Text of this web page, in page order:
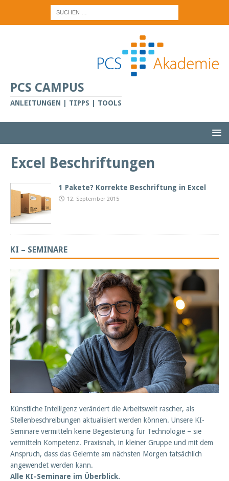
PCS CAMPUS
ANLEITUNGEN | TIPPS | TOOLS
Excel Beschriftungen
1 Pakete? Korrekte Beschriftung in Excel
12. September 2015
KI – SEMINARE
Künstliche Intelligenz verändert die Arbeitswelt rascher, als
Stellenbeschreibungen aktualisiert werden können. Unsere KI-
Seminare vermitteln keine Begeisterung für Technologie – sie
vermitteln Kompetenz. Praxisnah, in kleiner Gruppe und mit dem
Anspruch, dass das Gelernte am nächsten Morgen tatsächlich
angewendet werden kann.
Alle KI-Seminare im Überblick.